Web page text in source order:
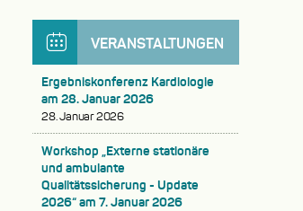
VERANSTALTUNGEN
Ergebniskonferenz Kardiologie
am 28. Januar 2026
28. Januar 2026
Workshop „Externe stationäre
und ambulante
Qualitätssicherung - Update
2026“ am 7. Januar 2026